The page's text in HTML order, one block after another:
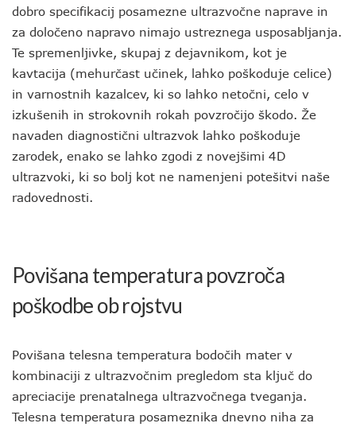
dobro specifikacij posamezne ultrazvočne naprave in
za določeno napravo nimajo ustreznega usposabljanja.
Te spremenljivke, skupaj z dejavnikom, kot je
kavtacija (mehurčast učinek, lahko poškoduje celice)
in varnostnih kazalcev, ki so lahko netočni, celo v
izkušenih in strokovnih rokah povzročijo škodo. Že
navaden diagnostični ultrazvok lahko poškoduje
zarodek, enako se lahko zgodi z novejšimi 4D
ultrazvoki, ki so bolj kot ne namenjeni potešitvi naše
radovednosti.
Povišana temperatura povzroča
poškodbe ob rojstvu
Povišana telesna temperatura bodočih mater v
kombinaciji z ultrazvočnim pregledom sta ključ do
apreciacije prenatalnega ultrazvočnega tveganja.
Telesna temperatura posameznika dnevno niha za